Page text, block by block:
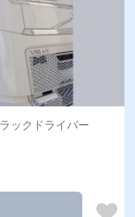
ックドライバー